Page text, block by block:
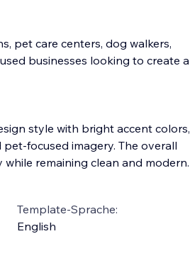
pet care centers, dog walkers,
businesses looking to create a
style with bright accent colors,
focused imagery. The overall
remaining clean and modern.
Template-Sprache:
English